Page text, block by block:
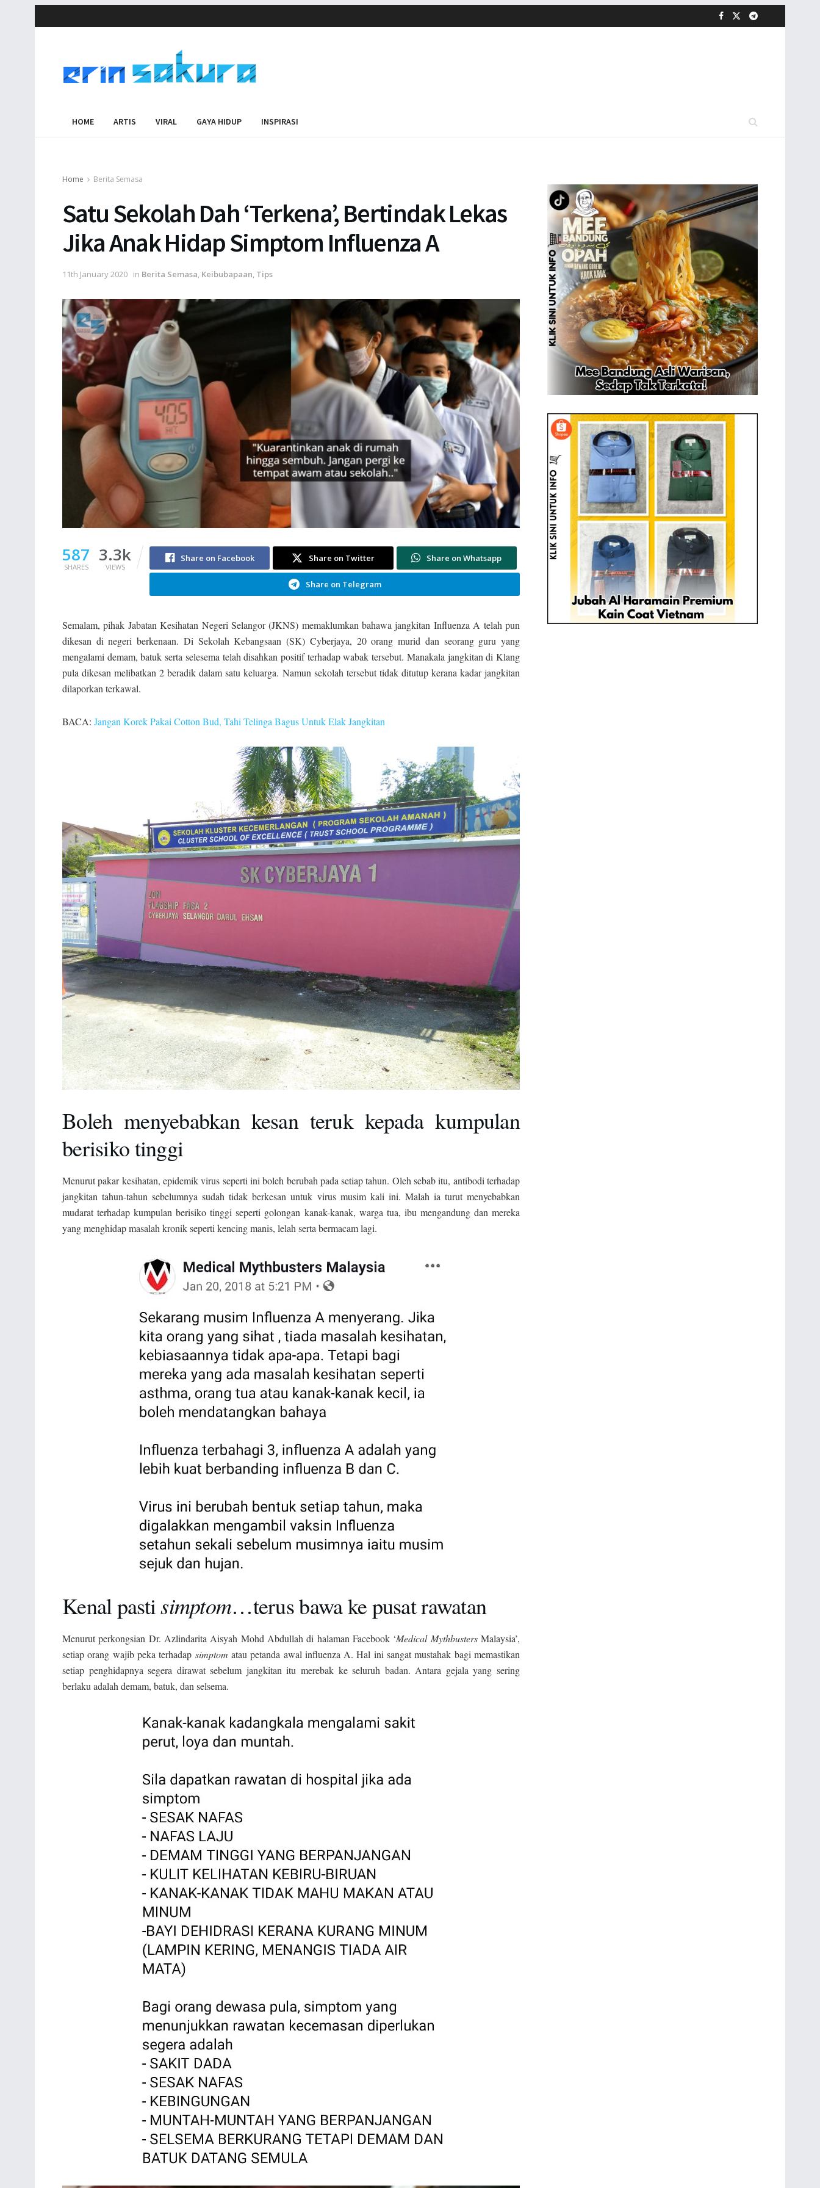
HOME ARTIS VIRAL GAYA HIDUP INSPIRASI
Home Berita Semasa
Satu Sekolah Dah ‘Terkena’, Bertindak Lekas
Jika Anak Hidap Simptom Influenza A
11th January 2020 in Berita Semasa, Keibubapaan, Tips
587
SHARES
3.3k
VIEWS
Share on Facebook Share on Twitter Share on Whatsapp
Share on Telegram
Semalam, pihak Jabatan Kesihatan Negeri Selangor (JKNS) memaklumkan bahawa jangkitan Influenza A telah pun
dikesan di negeri berkenaan. Di Sekolah Kebangsaan (SK) Cyberjaya, 20 orang murid dan seorang guru yang
mengalami demam, batuk serta selesema telah disahkan positif terhadap wabak tersebut. Manakala jangkitan di Klang
pula dikesan melibatkan 2 beradik dalam satu keluarga. Namun sekolah tersebut tidak ditutup kerana kadar jangkitan
dilaporkan terkawal.
BACA: Jangan Korek Pakai Cotton Bud, Tahi Telinga Bagus Untuk Elak Jangkitan
Boleh menyebabkan kesan teruk kepada kumpulan
berisiko tinggi
Menurut pakar kesihatan, epidemik virus seperti ini boleh berubah pada setiap tahun. Oleh sebab itu, antibodi terhadap
jangkitan tahun-tahun sebelumnya sudah tidak berkesan untuk virus musim kali ini. Malah ia turut menyebabkan
mudarat terhadap kumpulan berisiko tinggi seperti golongan kanak-kanak, warga tua, ibu mengandung dan mereka
yang menghidap masalah kronik seperti kencing manis, lelah serta bermacam lagi.
Kenal pastisimptom…terus bawa ke pusat rawatan
Menurut perkongsian Dr. Azlindarita Aisyah Mohd Abdullah di halaman Facebook ‘Medical MythbustersMalaysia’,
setiap orang wajib peka terhadap simptom atau petanda awal influenza A. Hal ini sangat mustahak bagi memastikan
setiap penghidapnya segera dirawat sebelum jangkitan itu merebak ke seluruh badan. Antara gejala yang sering
berlaku adalah demam, batuk, dan selsema.